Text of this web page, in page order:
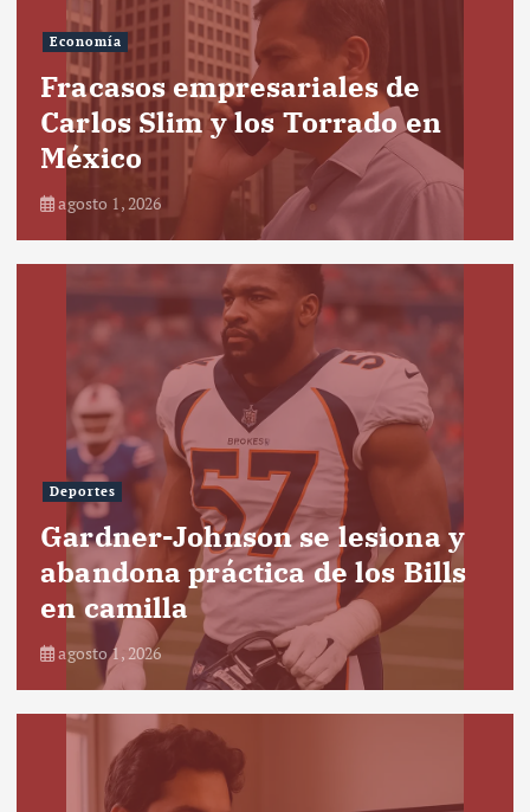
Economía
Fracasos empresariales de
Carlos Slim y los Torrado en
México
agosto 1, 2026
Deportes
Gardner-Johnson se lesiona y
abandona práctica de los Bills
en camilla
agosto 1, 2026